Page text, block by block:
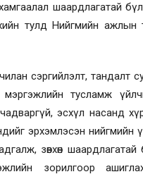
шаардлагатай
тулд Нийгмийн ажлын
сэргийлэлт, тандалт
тусламж
чадваргүй, эсхүл насанд
эрхэмлэсэн нийгмийн
зөвхөн
зорилгоор